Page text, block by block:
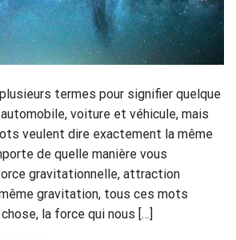
termes pour signifier quelque
voiture et véhicule, mais
veulent dire exactement la même
de quelle manière vous
gravitationnelle, attraction
gravitation, tous ces mots
la force qui nous […]